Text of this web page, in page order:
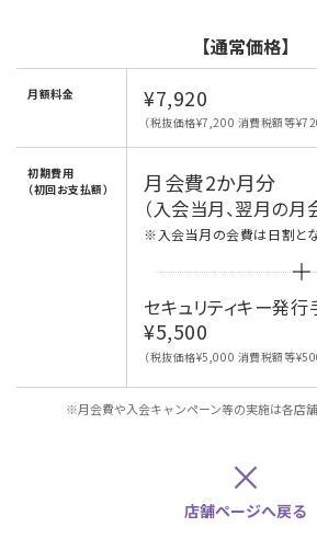
【通常価格】
月額料金 ¥7,920
（税抜価格¥7,200 消費税額等
初期費用
（初回お支払額）
月会費2か月分
（入会当月、翌月の月
※入会当月の会費は日割とな
セキュリティキー発
¥5,500
（税抜価格¥5,000 消費税額等
※月会費や入会キャンペーン等の実施は各店舗
×
店舗ページへ戻る